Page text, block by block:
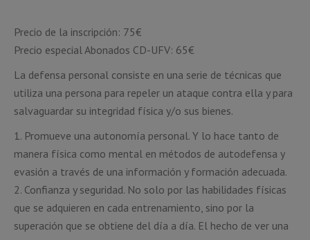
Precio de la inscripción: 75€
Precio especial Abonados CD-UFV: 65€
La defensa personal consiste en una serie de técnicas que
utiliza una persona para repeler un ataque contra ella y para
salvaguardar su integridad física y/o sus bienes.
1. Promueve una autonomía personal. Y lo hace tanto de
manera física como mental en métodos de autodefensa y
evasión a través de una información y formación adecuada.
2. Confianza y seguridad. No solo por las habilidades físicas
que se adquieren en cada entrenamiento, sino por la
superación que se obtiene del día a día. El hecho de ver una